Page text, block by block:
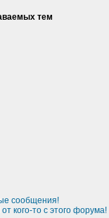
тем
сообщения!
кого-то с этого форума!